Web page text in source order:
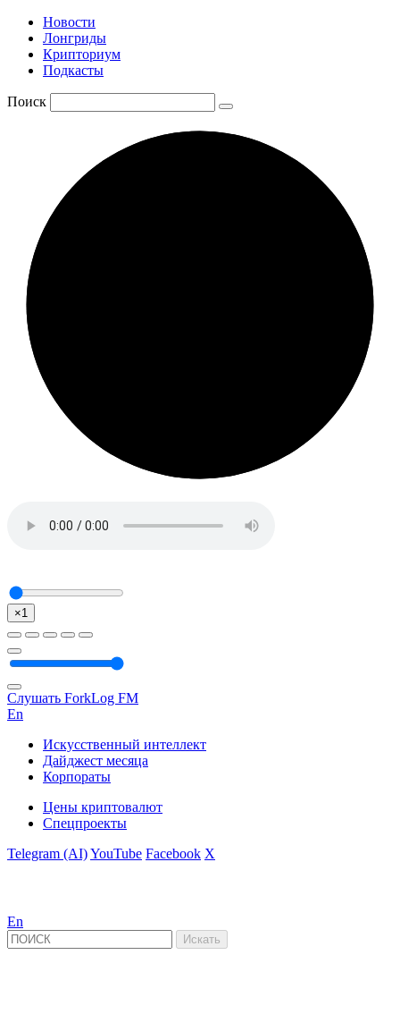
Новости
Лонгриды
Крипториум
Подкасты
Поиск
×1
Слушать ForkLog FM
En
Искусственный интеллект
Дайджест месяца
Корпораты
Цены криптовалют
Спецпроекты
Telegram (AI)YouTube Facebook X
En